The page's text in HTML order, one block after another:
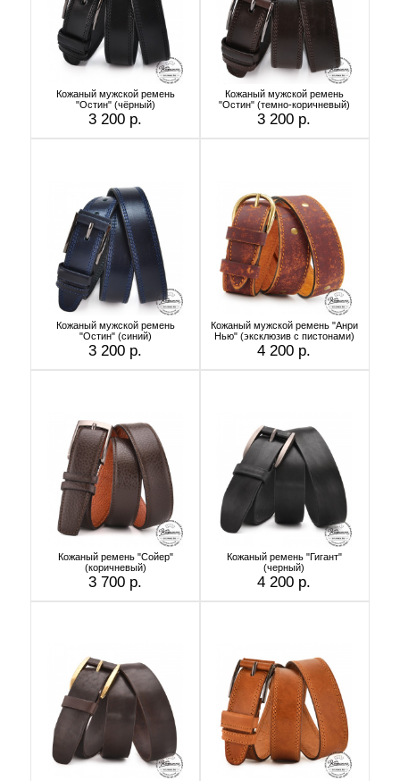
Кожаный мужской ремень
"Остин" (чёрный)
3 200 р.
Кожаный мужской ремень
"Остин" (темно-коричневый)
3 200 р.
Кожаный мужской ремень
"Остин" (синий)
3 200 р.
Кожаный мужской ремень "Анри
Нью" (эксклюзив с пистонами)
4 200 р.
Кожаный ремень "Сойер"
(коричневый)
3 700 р.
Кожаный ремень "Гигант"
(черный)
4 200 р.